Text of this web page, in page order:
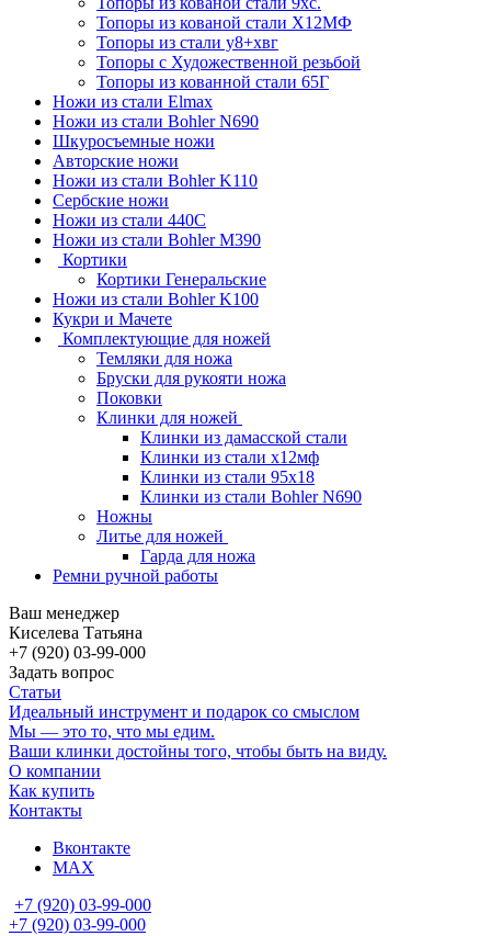
Топоры из кованой стали Х12МФ
Топоры из стали у8+хвг
Топоры с Художественной резьбой
Топоры из кованной стали 65Г
Ножи из стали Elmax
Ножи из стали Bohler N690
Шкуросъемные ножи
Авторские ножи
Ножи из стали Bohler K110
Сербские ножи
Ножи из стали 440С
Ножи из стали Bohler M390
Кортики
Кортики Генеральские
Ножи из стали Bohler K100
Кукри и Мачете
Комплектующие для ножей
Темляки для ножа
Бруски для рукояти ножа
Поковки
Клинки для ножей
Клинки из дамасской стали
Клинки из стали х12мф
Клинки из стали 95х18
Клинки из стали Bohler N690
Ножны
Литье для ножей
Гарда для ножа
Ремни ручной работы
Ваш менеджер
Киселева Татьяна
+7 (920) 03-99-000
Задать вопрос
Статьи
Идеальный инструмент и подарок со смыслом
Мы — это то, что мы едим.
Ваши клинки достойны того, чтобы быть на виду.
О компании
Как купить
Контакты
Вконтакте
MAX
+7 (920) 03-99-000
+7 (920) 03-99-000